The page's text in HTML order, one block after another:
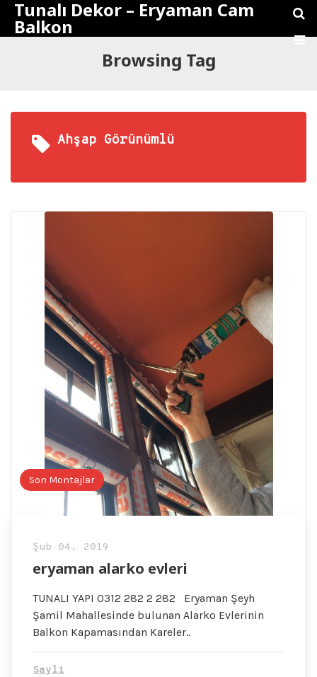
Tunalı Dekor – Eryaman Cam
Balkon
Browsing Tag
Ahşap Görünümlü
Son Montajlar
Şub 04, 2019
eryaman alarko evleri
TUNALI YAPI 0312 282 2 282 Eryaman Şeyh
Şamil Mahallesinde bulunan Alarko Evlerinin
Balkon Kapamasından Kareler..
Sayli